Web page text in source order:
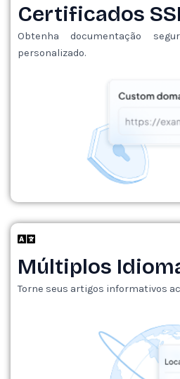
Certificados
Obtenha documentação
personalizado.
Múltiplos
Torne seus artigos informativos